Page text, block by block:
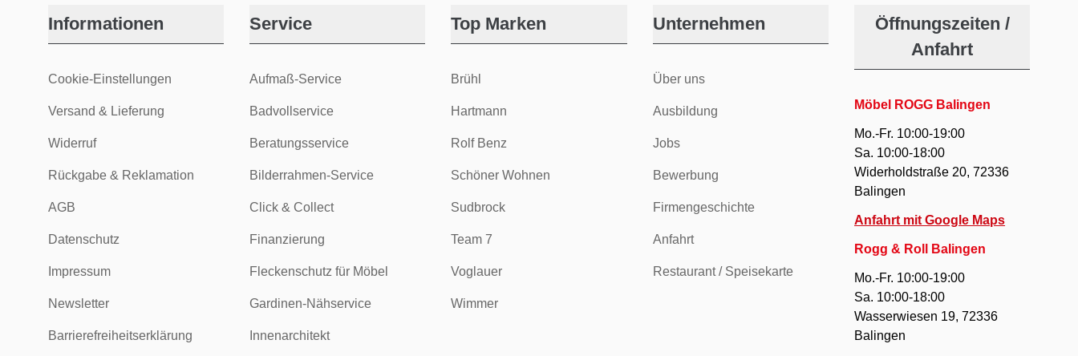
Informationen
Cookie-Einstellungen
Versand & Lieferung
Widerruf
Rückgabe & Reklamation
AGB
Datenschutz
Impressum
Newsletter
Barrierefreiheitserklärung
Service
Aufmaß-Service
Badvollservice
Beratungsservice
Bilderrahmen-Service
Click & Collect
Finanzierung
Fleckenschutz für Möbel
Gardinen-Nähservice
Innenarchitekt
Top Marken
Brühl
Hartmann
Rolf Benz
Schöner Wohnen
Sudbrock
Team 7
Voglauer
Wimmer
Unternehmen
Über uns
Ausbildung
Jobs
Bewerbung
Firmengeschichte
Anfahrt
Restaurant / Speisekarte
Öffnungszeiten /
Anfahrt
Möbel ROGG Balingen
Mo.-Fr. 10:00-19:00
Sa. 10:00-18:00
Widerholdstraße 20, 72336
Balingen
Anfahrt mit Google Maps
Rogg & Roll Balingen
Mo.-Fr. 10:00-19:00
Sa. 10:00-18:00
Wasserwiesen 19, 72336
Balingen